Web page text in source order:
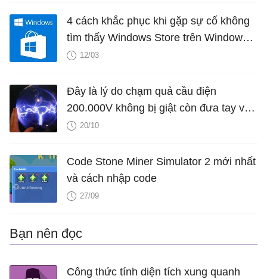
4 cách khắc phục khi gặp sự cố không
tìm thấy Windows Store trên Windows
10 12/03
Đây là lý do chạm quả cầu điện
200.000V không bị giật còn đưa tay vào
ổ điện 120V thì chết
20/10
Code Stone Miner Simulator 2 mới nhất
và cách nhập code
27/09
Bạn nên đọc
Công thức tính diện tích xung quanh